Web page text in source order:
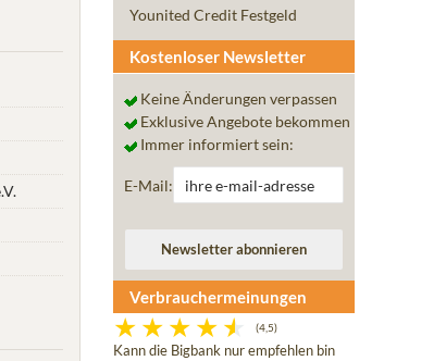
Younited Credit Festgeld
Kostenloser Newsletter
Keine Änderungen verpassen
Exklusive Angebote bekommen
Immer informiert sein:
E-Mail:
Verbrauchermeinungen
(4,5)
Kann die Bigbank nur empfehlen bin